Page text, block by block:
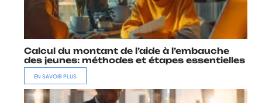
Calcul du montant de l’aide à l’embauche
des jeunes: méthodes et étapes essentielles
EN SAVOIR PLUS